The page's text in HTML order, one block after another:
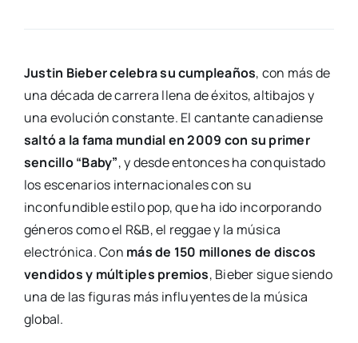
Justin Bieber celebra su cumpleaños, con más de
una década de carrera llena de éxitos, altibajos y
una evolución constante. El cantante canadiense
saltó a la fama mundial en 2009 con su primer
sencillo “Baby”, y desde entonces ha conquistado
los escenarios internacionales con su
inconfundible estilo pop, que ha ido incorporando
géneros como el R&B, el reggae y la música
electrónica. Con más de 150 millones de discos
vendidos y múltiples premios, Bieber sigue siendo
una de las figuras más influyentes de la música
global.